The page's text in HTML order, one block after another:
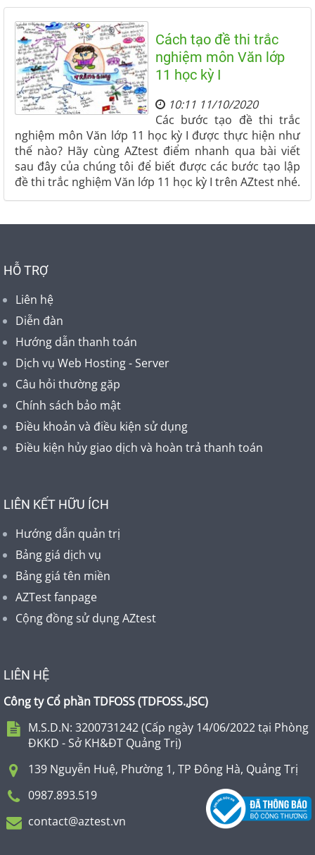
Cách tạo đề thi trắc
nghiệm môn Văn lớp
11 học kỳ I
10:11 11/10/2020
Các bước tạo đề thi trắc
nghiệm môn Văn lớp 11 học kỳ I được thực hiện như
thế nào? Hãy cùng AZtest điểm nhanh qua bài viết
sau đây của chúng tôi để biết được các bước tạo lập
đề thi trắc nghiệm Văn lớp 11 học kỳ I trên AZtest nhé.
HỖ TRỢ
Liên hệ
Diễn đàn
Hướng dẫn thanh toán
Dịch vụ Web Hosting - Server
Câu hỏi thường gặp
Chính sách bảo mật
Điều khoản và điều kiện sử dụng
Điều kiện hủy giao dịch và hoàn trả thanh toán
LIÊN KẾT HỮU ÍCH
Hướng dẫn quản trị
Bảng giá dịch vụ
Bảng giá tên miền
AZTest fanpage
Cộng đồng sử dụng AZtest
LIÊN HỆ
Công ty Cổ phần TDFOSS (TDFOSS.,JSC)
M.S.D.N: 3200731242 (Cấp ngày 14/06/2022 tại Phòng
ĐKKD - Sở KH&ĐT Quảng Trị)
139 Nguyễn Huệ, Phường 1, TP Đông Hà, Quảng Trị
0987.893.519
contact@aztest.vn